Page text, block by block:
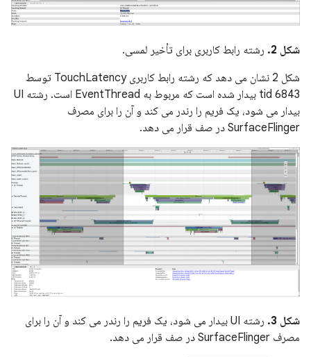
شکل 2.
رشته رابط کاربری برای تأخیر لمسی.
شکل 2 نشان می دهد که رشته رابط کاربری TouchLatency توسط
tid 6843 بیدار شده است که مربوط به EventThread است. رشته UI
بیدار می شود، یک فریم را رندر می کند و آن را برای مصرف
SurfaceFlinger در صف قرار می دهد.
شکل 3.
رشته UI بیدار می شود، یک فریم را رندر می کند و آن را برای
مصرف SurfaceFlinger در صف قرار می دهد.